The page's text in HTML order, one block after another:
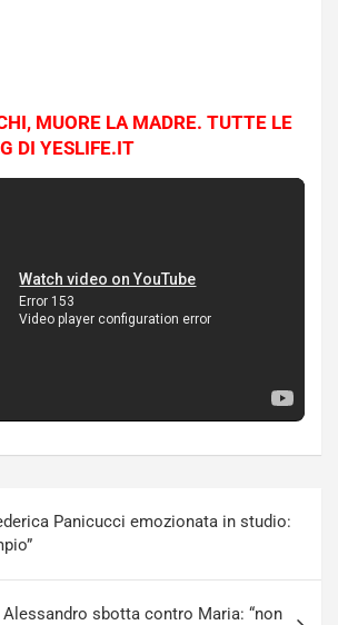
MUORE LA MADRE. TUTTE LE
DI YESLIFE.IT
Panicucci emozionata in studio:
Alessandro sbotta contro Maria: “non